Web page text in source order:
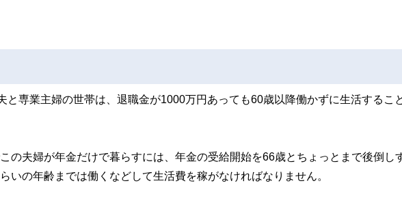
と専業主婦の世帯は、退職金が1000万円あっても60歳以降働かずに生活するこ
の夫婦が年金だけで暮らすには、年金の受給開始を66歳とちょっとまで後倒し
いの年齢までは働くなどして生活費を稼がなければなりません。